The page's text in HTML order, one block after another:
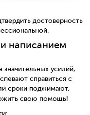
достоверность
написанием
усилий,
справиться с
сроки поджимают.
свою помощь!